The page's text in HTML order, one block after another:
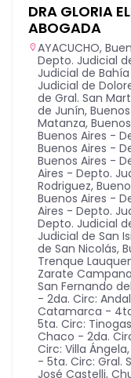
DRA GLORIA
ABOGADA
AYACUCHO,
Depto. Judicial
Judicial de
Judicial de
de Gral. San
de Junín,
Matanza,
Buenos Aires -
Buenos Aires -
Buenos Aires -
Aires - Depto.
Rodriguez,
Buenos Aires -
Aires - Depto.
Depto. Judicial
Judicial de San
de San Nicolás,
Trenque
Zarate Campana
San Fernando
- 2da. Circ:
Catamarca -
5ta. Circ:
Chaco - 2da.
Circ: Villa Ángela,
- 5ta. Circ: Gral.
José Castelli,